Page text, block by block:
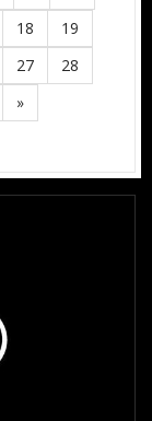
18
19
27
28
»